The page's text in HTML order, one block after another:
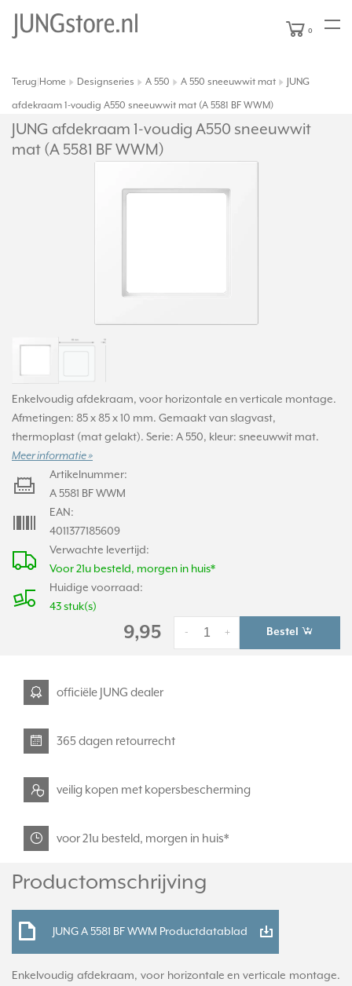
0
Terug Home Designseries A 550 A 550 sneeuwwit mat
JUNG
afdekraam 1-voudig A550 sneeuwwit mat (A 5581 BF WWM)
JUNG afdekraam 1-voudig A550 sneeuwwit
mat (A 5581 BF WWM)
Enkelvoudig afdekraam, voor horizontale en verticale montage.
Afmetingen: 85 x 85 x 10 mm. Gemaakt van slagvast,
thermoplast (mat gelakt). Serie: A 550, kleur: sneeuwwit mat.
Meer informatie »
Verwachte levertijd:
Voor 21u besteld, morgen in huis*
Huidige voorraad:
43 stuk(s)
Artikelnummer:
A 5581 BF WWM
EAN:
4011377185609
9,95 +
- Bestel
officiële JUNG dealer
365 dagen retourrecht
veilig kopen met kopersbescherming
voor 21u besteld, morgen in huis*
Productomschrijving
JUNG A 5581 BF WWM Productdatablad
Enkelvoudig afdekraam, voor horizontale en verticale montage.